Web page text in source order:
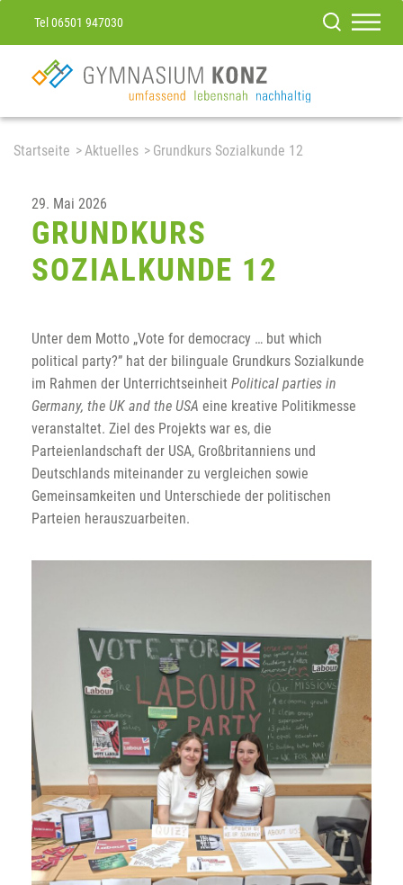
Tel 06501 947030
Startseite Aktuelles Grundkurs Sozialkunde 12
29. Mai 2026
GRUNDKURS
SOZIALKUNDE 12
Unter dem Motto „Vote for democracy … but which
political party?” hat der bilinguale Grundkurs Sozialkunde
im Rahmen der Unterrichtseinheit Political parties in
Germany, the UK and the USA eine kreative Politikmesse
veranstaltet. Ziel des Projekts war es, die
Parteienlandschaft der USA, Großbritanniens und
Deutschlands miteinander zu vergleichen sowie
Gemeinsamkeiten und Unterschiede der politischen
Parteien herauszuarbeiten.